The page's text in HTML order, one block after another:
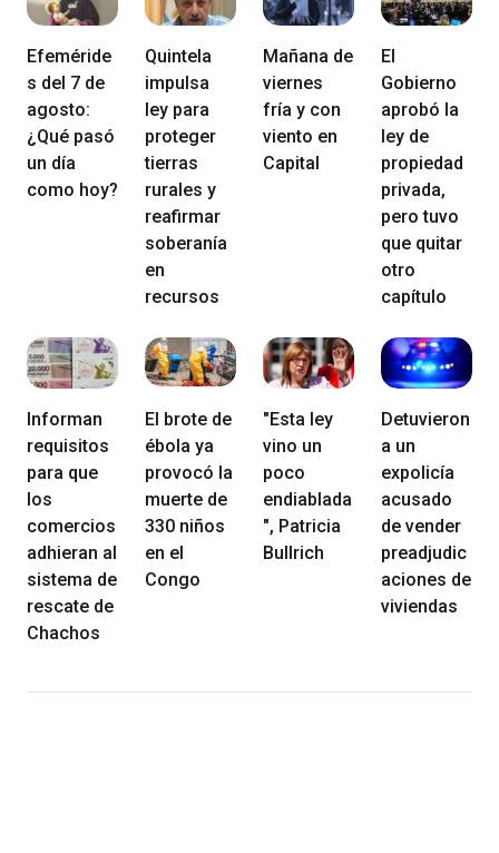
Efeméride
s del 7 de
agosto:
¿Qué pasó
un día
como hoy?
Quintela
impulsa
ley para
proteger
tierras
rurales y
reafirmar
soberanía
en
recursos
Mañana de
viernes
fría y con
viento en
Capital
El
Gobierno
aprobó la
ley de
propiedad
privada,
pero tuvo
que quitar
otro
capítulo
Informan
requisitos
para que
los
comercios
adhieran al
sistema de
rescate de
Chachos
El brote de
ébola ya
provocó la
muerte de
330 niños
en el
Congo
"Esta ley
vino un
poco
endiablada
", Patricia
Bullrich
Detuvieron
a un
expolicía
acusado
de vender
preadjudic
aciones de
viviendas